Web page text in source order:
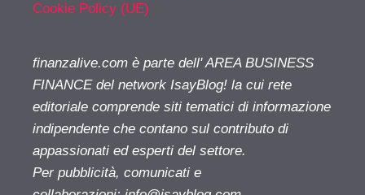
Cookie Policy (UE)
finanzalive.com è parte dell' AREA BUSINESS
FINANCE del network IsayBlog! la cui rete
editoriale comprende siti tematici di informazione
indipendente che contano sul contributo di
appassionati ed esperti del settore.
Per pubblicità, comunicati e